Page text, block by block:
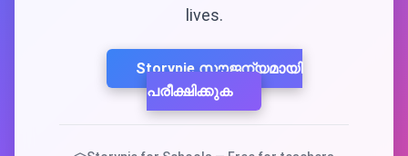
lives.
Storypie സൗജന്യമായി
പരീക്ഷിക്കുക